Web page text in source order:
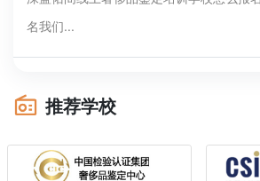
名我们...
推荐学校